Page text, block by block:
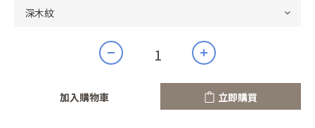
加入購物車 立即購買